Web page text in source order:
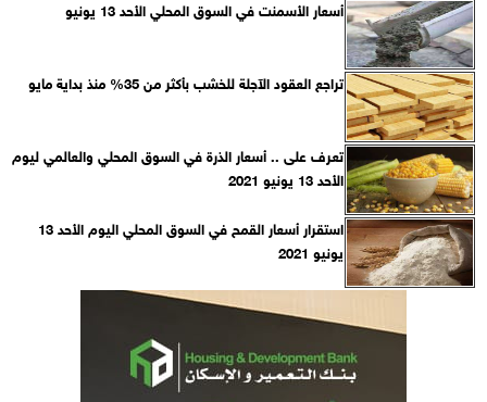
أسعار الأسمنت في السوق المحلي الأحد 13 يونيو
تراجع العقود الآجلة للخشب بأكثر من 35% منذ بداية مايو
تعرف على .. أسعار الذرة في السوق المحلي والعالمي ليوم
الأحد 13 يونيو 2021
استقرار أسعار القمح في السوق المحلي اليوم الأحد 13
يونيو 2021